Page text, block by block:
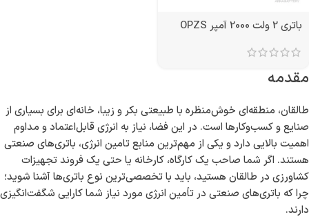
باتری 2 ولت 2000 آمپر OPZS
مقدمه
طالقان، منطقه‌ای خوش‌منظره با طبیعتی بکر و زیبا، خانه‌ای برای بسیاری از
صنایع و کسب‌وکارها است. در این فضا، نیاز به انرژی قابل‌اعتماد و مداوم
اهمیت بالایی دارد و یکی از مهم‌ترین منابع تامین انرژی، باتری‌های صنعتی
هستند. اگر شما صاحب یک کارگاه، کارخانه یا حتی یک فروند تجهیزات
کشاورزی در طالقان هستید، باید با تخصصی‌ترین نوع باتری‌ها آشنا شوید؛
چرا که باتری‌های صنعتی در تأمین انرژی مورد نیاز شما کارایی شگفت‌انگیزی
دارند.